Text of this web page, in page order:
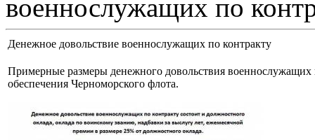
военнослужащих по
Денежное довольствие военнослужащих по контракту
Примерные размеры денежного довольствия военнослужащих
обеспечения Черноморского флота.